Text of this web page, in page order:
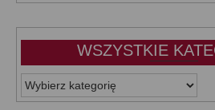
WSZYSTKIE
WSZYSTKIE
KATEGORIE: